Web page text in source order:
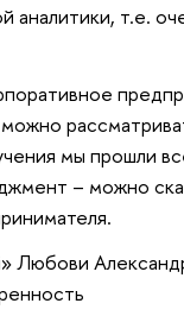
аналитики, т.е.
мы прошли
– можно
Любови